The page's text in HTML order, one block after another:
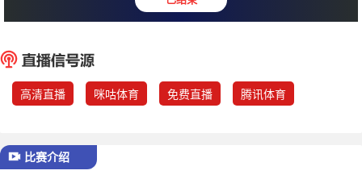
中国U23 : 东帝
高清直播 咪咕体育 免费直播 腾讯体育
比赛介绍